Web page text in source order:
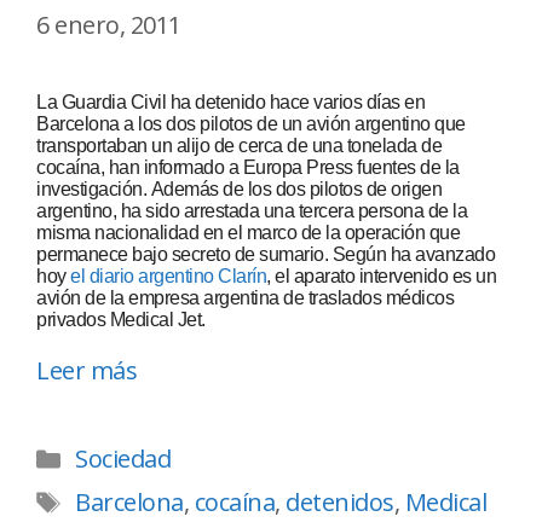
6 enero, 2011
La Guardia Civil ha detenido hace varios días en
Barcelona a los dos pilotos de un avión argentino que
transportaban un alijo de cerca de una tonelada de
cocaína, han informado a Europa Press fuentes de la
investigación. Además de los dos pilotos de origen
argentino, ha sido arrestada una tercera persona de la
misma nacionalidad en el marco de la operación que
permanece bajo secreto de sumario. Según ha avanzado
hoyel diario argentino Clarín, el aparato intervenido es un
avión de la empresa argentina de traslados médicos
privados Medical Jet.
Leer más
Sociedad
Barcelona, cocaína, detenidos, Medical